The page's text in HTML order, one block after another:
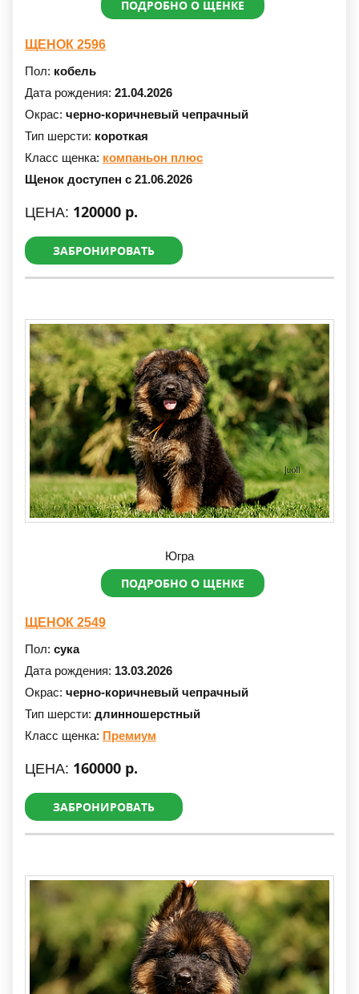
ПОДРОБНО О ЩЕНКЕ
ЩЕНОК 2596
Пол: кобель
Дата рождения: 21.04.2026
Окрас: черно-коричневый чепрачный
Тип шерсти: короткая
Класс щенка: компаньон плюс
Щенок доступен с 21.06.2026
ЦЕНА: 120000 р.
ЗАБРОНИРОВАТЬ
Югра
ПОДРОБНО О ЩЕНКЕ
ЩЕНОК 2549
Пол: сука
Дата рождения: 13.03.2026
Окрас: черно-коричневый чепрачный
Тип шерсти: длинношерстный
Класс щенка: Премиум
ЦЕНА: 160000 р.
ЗАБРОНИРОВАТЬ